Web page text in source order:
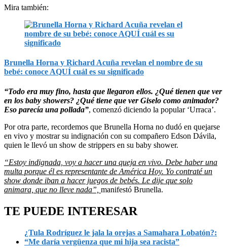
Mira también:
Brunella Horna y Richard Acuña revelan el nombre de su
bebé: conoce AQUÍ cuál es su significado
“Todo era muy fino, hasta que llegaron ellos. ¿Qué tienen que ver
en los baby showers? ¿Qué tiene que ver Giselo como animador?
Eso parecía una pollada”, comenzó diciendo la popular ‘Urraca’.
Por otra parte, recordemos que Brunella Horna no dudó en quejarse
en vivo y mostrar su indignación con su compañero Edson Dávila,
quien le llevó un show de strippers en su baby shower.
“Estoy indignada, voy a hacer una queja en vivo. Debe haber una
multa porque él es representante de América Hoy. Yo contraté un
show donde iban a hacer juegos de bebés. Le dije que solo
animara, que no lleve nada”, manifestó Brunella.
TE PUEDE INTERESAR
¿Tula Rodríguez le jala la orejas a Samahara Lobatón?:
“Me daría vergüenza que mi hija sea racista”